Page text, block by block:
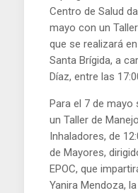
Centro de Salud
mayo con un
que se realizará
Santa Brígida, a
Díaz, entre las
Para el 7 de mayo
un Taller de
Inhaladores, de
de Mayores,
EPOC, que
Yanira Mendoza,